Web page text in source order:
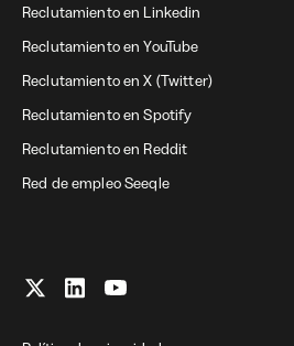
Reclutamiento en Linkedin
Reclutamiento en YouTube
Reclutamiento en X (Twitter)
Reclutamiento en Spotify
Reclutamiento en Reddit
Red de empleo Seeqle